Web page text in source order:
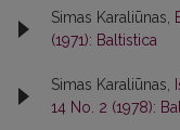
Simas Karaliūnas,
(1971): Baltistica
Simas Karaliūnas,
14 No. 2 (1978):